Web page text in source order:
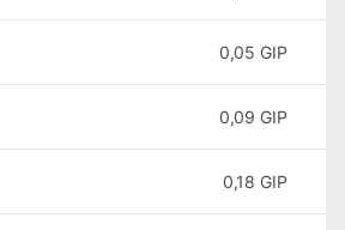
0,05 GIP
0,09 GIP
0,18 GIP